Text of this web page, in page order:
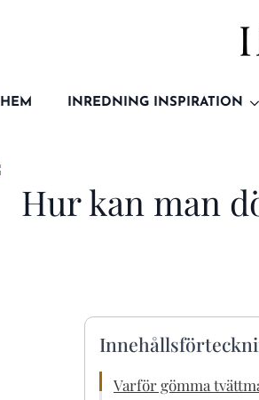
HEM INREDNING INSPIRATION
Hur kan man
Varför gömma